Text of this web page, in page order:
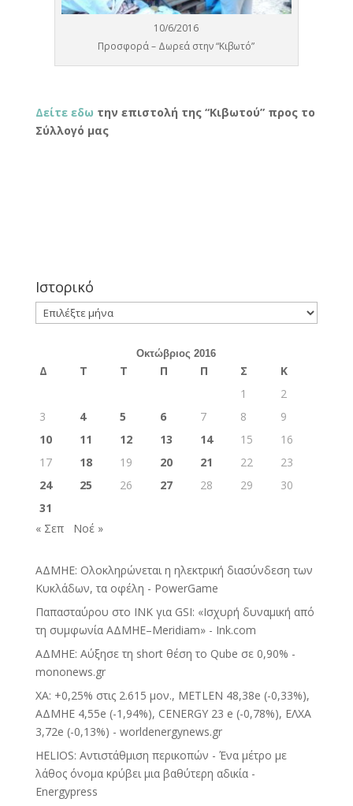
10/6/2016
Προσφορά – Δωρεά στην “Κιβωτό”
Δείτε εδω την επιστολή της “Κιβωτού” προς το
Σύλλογό μας
Ιστορικό
Ιστορικό
Οκτώβριος 2016
Δ Τ Τ Π Π Σ
Κ
1
2
3
4 5 6 7 8
9
10
11 12 13 14 15
16
17
18 19 20 21 22
23
24
25 26 27 28 29
30
31
« Σεπ
Νοέ »
ΑΔΜΗΕ: Ολοκληρώνεται η ηλεκτρική διασύνδεση των
Κυκλάδων, τα οφέλη - PowerGame
Παπασταύρου στο INK για GSI: «Ισχυρή δυναμική από
τη συμφωνία ΑΔΜΗΕ–Meridiam» - Ink.com
ΑΔΜΗΕ: Αύξησε τη short θέση το Qube σε 0,90% -
mononews.gr
ΧΑ: +0,25% στις 2.615 μον., METLEN 48,38e (-0,33%),
ΑΔΜΗΕ 4,55e (-1,94%), CENERGY 23 e (-0,78%), ΕΛΧΑ
3,72e (-0,13%) - worldenergynews.gr
HELIOS: Αντιστάθμιση περικοπών - Ένα μέτρο με
λάθος όνομα κρύβει μια βαθύτερη αδικία -
Energypress